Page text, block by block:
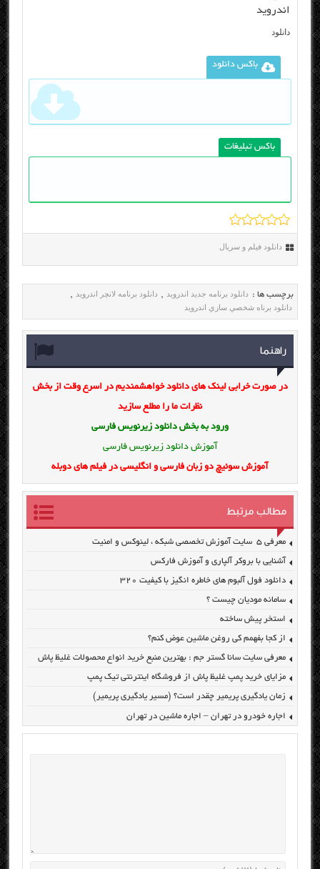
اندروید
دانلود
باکس دانلود
باکس تبلیغات
دانلود فیلم و سریال
برچسب ها : دانلود برنامه جديد اندرويد , دانلود برنامه لانچر اندرويد ,
دانلود برناه شخصي سازي اندرويد
راهنما
در صورت خرابی لینک های دانلود خواهشمندیم در اسرع وقت از بخش
نظرات ما را مطلع سازید
ورود به بخش دانلود زیرنویس فارسی
آموزش دانلود زیرنویس فارسی
آموزش سوئیچ دو زبان فارسی و انگلیسی در فیلم های دوبله
مطالب مرتبط
معرفی ۵ سایت آموزش تخصصی شبکه ، لینوکس و امنیت
آشنایی با بروکر آلپاری و آموزش فارکس
دانلود فول آلبوم های خاطره انگیز با کیفیت ۳۲۰
سامانه مودیان چیست ؟
استخر پیش ساخته
از کجا بفهمم کی روغن ماشین عوض کنم؟
معرفی سایت سانا گستر جم : بهترین منبع خرید انواع محصولات غلیظ پاش
مزایای خرید پمپ غلیظ پاش از فروشگاه اینترنتی تیک پمپ
زمان یادگیری پریمیر چقدر است؟ (مسیر یادگیری پریمیر)
اجاره خودرو در تهران – اجاره ماشین در تهران